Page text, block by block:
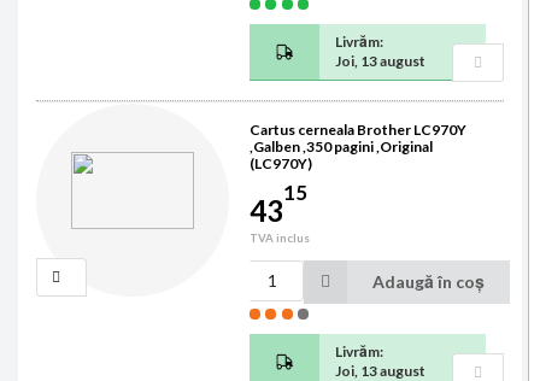
Livrăm:
Joi, 13 august
Cartus cerneala Brother LC970Y
,Galben ,350 pagini ,Original
(LC970Y)
4315
TVA inclus
Adaugă în coș
Livrăm:
Joi, 13 august